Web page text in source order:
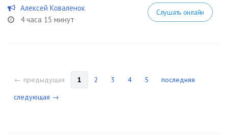
Алексей Коваленок
4 часа 15 минут
Слушать онлайн
← предыдущая 1 2 3 4 5
последняя
следующая →